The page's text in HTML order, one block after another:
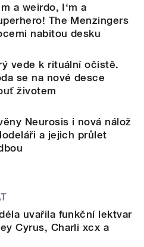
a weirdo, I‘m a
The Menzingers
nabitou desku
vede k rituální očistě.
se na nové desce
životem
Neurosis i nová nálož
a jejich průlet
uvařila funkční lektvar
Cyrus, Charli xcx a